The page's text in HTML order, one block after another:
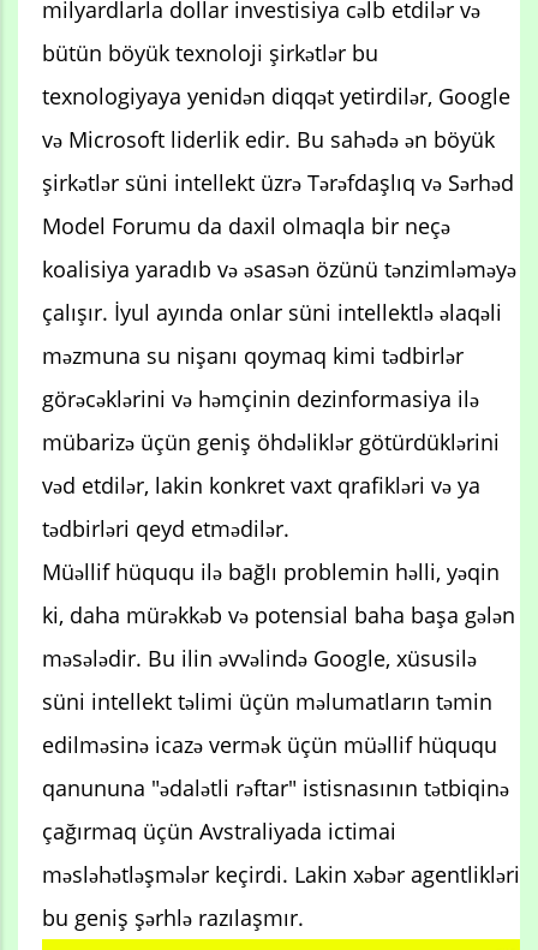
milyardlarla dollar investisiya cəlb etdilər və
bütün böyük texnoloji şirkətlər bu
texnologiyaya yenidən diqqət yetirdilər, Google
və Microsoft liderlik edir. Bu sahədə ən böyük
şirkətlər süni intellekt üzrə Tərəfdaşlıq və Sərhəd
Model Forumu da daxil olmaqla bir neçə
koalisiya yaradıb və əsasən özünü tənzimləməyə
çalışır. İyul ayında onlar süni intellektlə əlaqəli
məzmuna su nişanı qoymaq kimi tədbirlər
görəcəklərini və həmçinin dezinformasiya ilə
mübarizə üçün geniş öhdəliklər götürdüklərini
vəd etdilər, lakin konkret vaxt qrafikləri və ya
tədbirləri qeyd etmədilər.
Müəllif hüququ ilə bağlı problemin həlli, yəqin
ki, daha mürəkkəb və potensial baha başa gələn
məsələdir. Bu ilin əvvəlində Google, xüsusilə
süni intellekt təlimi üçün məlumatların təmin
edilməsinə icazə vermək üçün müəllif hüququ
qanununa "ədalətli rəftar" istisnasının tətbiqinə
çağırmaq üçün Avstraliyada ictimai
məsləhətləşmələr keçirdi. Lakin xəbər agentlikləri
bu geniş şərhlə razılaşmır.